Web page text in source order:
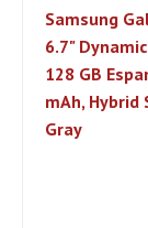
Samsung
6.7"
128 GB
mAh, Hybrid
Gray